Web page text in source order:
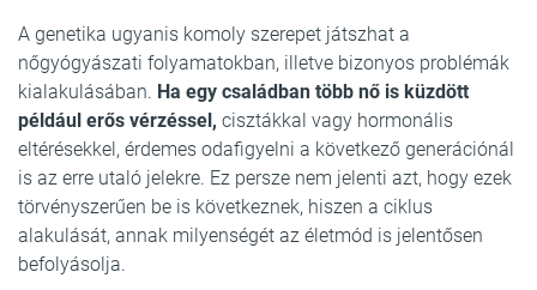
A genetika ugyanis komoly szerepet játszhat a
nőgyógyászati folyamatokban, illetve bizonyos problémák
kialakulásában. Ha egy családban több nő is küzdött
például erős vérzéssel, cisztákkal vagy hormonális
eltérésekkel, érdemes odafigyelni a következő generációnál
is az erre utaló jelekre. Ez persze nem jelenti azt, hogy ezek
törvényszerűen be is következnek, hiszen a ciklus
alakulását, annak milyenségét az életmód is jelentősen
befolyásolja.